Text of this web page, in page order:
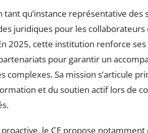
tant qu’instance représentative
juridiques pour les
2025, cette institution renforce
pour garantir un
complexes. Sa mission s’articule
et du soutien actif lors de
le CE propose